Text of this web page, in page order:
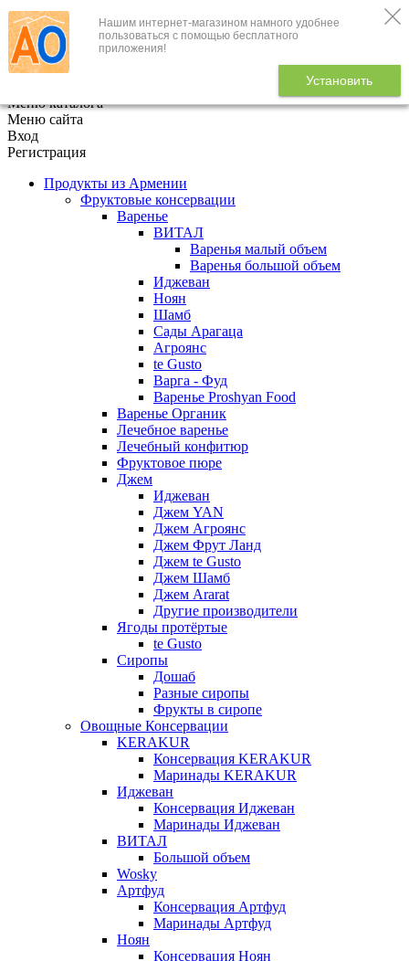
Нашим интернет-магазином намного удобнее
пользоваться с помощью бесплатного
приложения!
Установить
+7 (495) 646-888-1
В корзине
Меню каталога
Меню сайта
Вход
Регистрация
Продукты из Армении
Фруктовые консервации
Варенье
ВИТАЛ
Варенья малый объем
Варенья большой объем
Иджеван
Ноян
Шамб
Сады Арагаца
Агроянс
te Gusto
Варга - Фуд
Варенье Proshyan Food
Варенье Органик
Лечебное варенье
Лечебный конфитюр
Фруктовое пюре
Джем
Иджеван
Джем YAN
Джем Агроянс
Джем Фрут Ланд
Джем te Gusto
Джем Шамб
Джем Ararat
Другие производители
Ягоды протёртые
te Gusto
Сиропы
Дошаб
Разные сиропы
Фрукты в сиропе
Овощные Консервации
KERAKUR
Консервация KERAKUR
Маринады KERAKUR
Иджеван
Консервация Иджеван
Маринады Иджеван
ВИТАЛ
Большой объем
Wosky
Артфуд
Консервация Артфуд
Маринады Артфуд
Ноян
Консервация Ноян